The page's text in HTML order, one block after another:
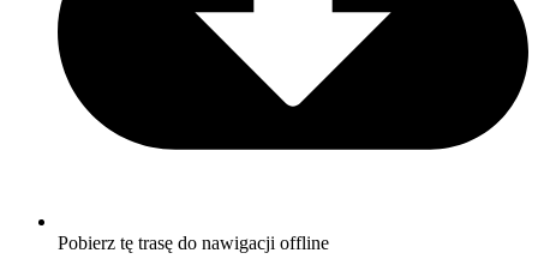
Pobierz tę trasę do nawigacji offline